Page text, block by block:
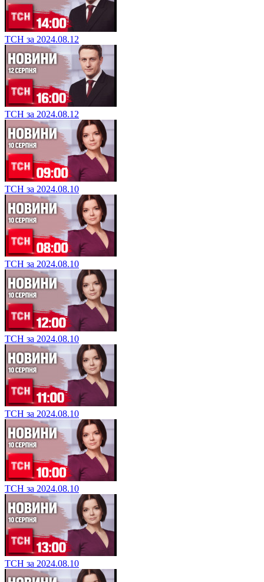
ТСН за 2024.08.12
ТСН за 2024.08.12
ТСН за 2024.08.10
ТСН за 2024.08.10
ТСН за 2024.08.10
ТСН за 2024.08.10
ТСН за 2024.08.10
ТСН за 2024.08.10